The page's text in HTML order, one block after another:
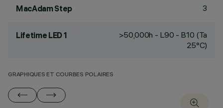
MacAdam Step 3
Lifetime LED 1
>50,000h - L90 - B10 (Ta
25°C)
GRAPHIQUES ET COURBES POLAIRES